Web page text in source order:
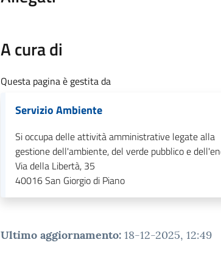
A cura di
Questa pagina è gestita da
Servizio Ambiente
Si occupa delle attività amministrative legate alla
gestione dell'ambiente, del verde pubblico e
Via della Libertà, 35
40016San Giorgio di Piano
Ultimo aggiornamento: 18-12-2025, 12:49